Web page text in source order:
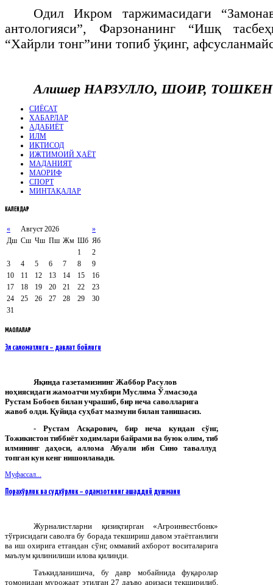
Одил Икром таржимасидаги
антологияси”, Фарзонанинг “Ишқ
“Хайрли тонг”ини топиб ўқинг,
Алишер НАРЗУЛЛО, ШОИР,
СИЁСАТ
ХАБАРЛАР
АДАБИЁТ
ИЛМ
ИҚТИСОД
ИЖТИМОИЙ ҲАЁТ
МАДАНИЯТ
МАОРИФ
СПОРТ
МИНТАҚАЛАР
КАЛЕНДАР
« Август 2026
»
Дш Сш Чш Пш Жм Шб Яб
1
2
3
4 5 6 7 8
9
10
11 12 13 14 15
16
17
18 19 20 21 22
23
24
25 26 27 28 29
30
31
МАҚОЛАЛАР
Эл саломатлиги – давлат бойлиги
Яқинда газетамизнинг Жаббор Расулов
ноҳиясидаги жамоатчи мухбири Муслима Ўлмасзода
Рустам Бобоев билан учрашиб, бир неча саволларига
жавоб олди. Қуйида суҳбат мазмуни билан танишасиз.
-Рустам Асқарович,бир неча кундан сўнг,
Тожикистон тиббиёт ходимлари байрами ва буюк олим, тиб
илмининг
даҳоси,аллома Абуали ибн Сино
таваллуд
топган кун кенг нишонланади.
Муфассал...
Порахўрлик ва судхўрлик – одамзотнинг ашаддий душмани
Журналистларни қизиқтирган «Агроинвестбонк»
тўғрисидаги саволга бу борада текшириш давом этаётганлиги
ва иш охирига етгандан сўнг, оммавий ахборот воситаларига
маълум қилинилиши илова қилинди.
Таъкидланишича, бу давр мобайнида фуқаролар
томонидан мурожаат этилган 27 даъво аризаси текширилиб,